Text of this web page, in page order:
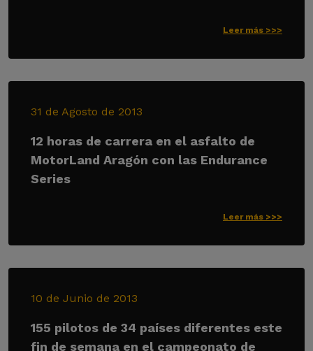
Leer más >>>
31 de Agosto de 2013
12 horas de carrera en el asfalto de
MotorLand Aragón con las Endurance
Series
Leer más >>>
10 de Junio de 2013
155 pilotos de 34 países diferentes este
fin de semana en el campeonato de